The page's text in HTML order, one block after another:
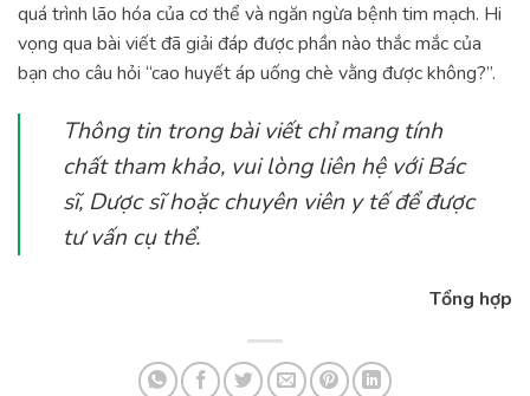
quá trình lão hóa của cơ thể và ngăn ngừa bệnh tim mạch. Hi
vọng qua bài viết đã giải đáp được phần nào thắc mắc của
bạn cho câu hỏi “cao huyết áp uống chè vằng được không?”.
Thông tin trong bài viết chỉ mang tính
chất tham khảo, vui lòng liên hệ với Bác
sĩ, Dược sĩ hoặc chuyên viên y tế để được
tư vấn cụ thể.
Tổng hợp